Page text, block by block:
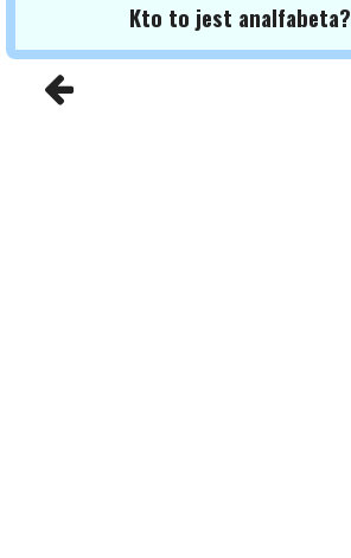
Kto to jest analfabeta?